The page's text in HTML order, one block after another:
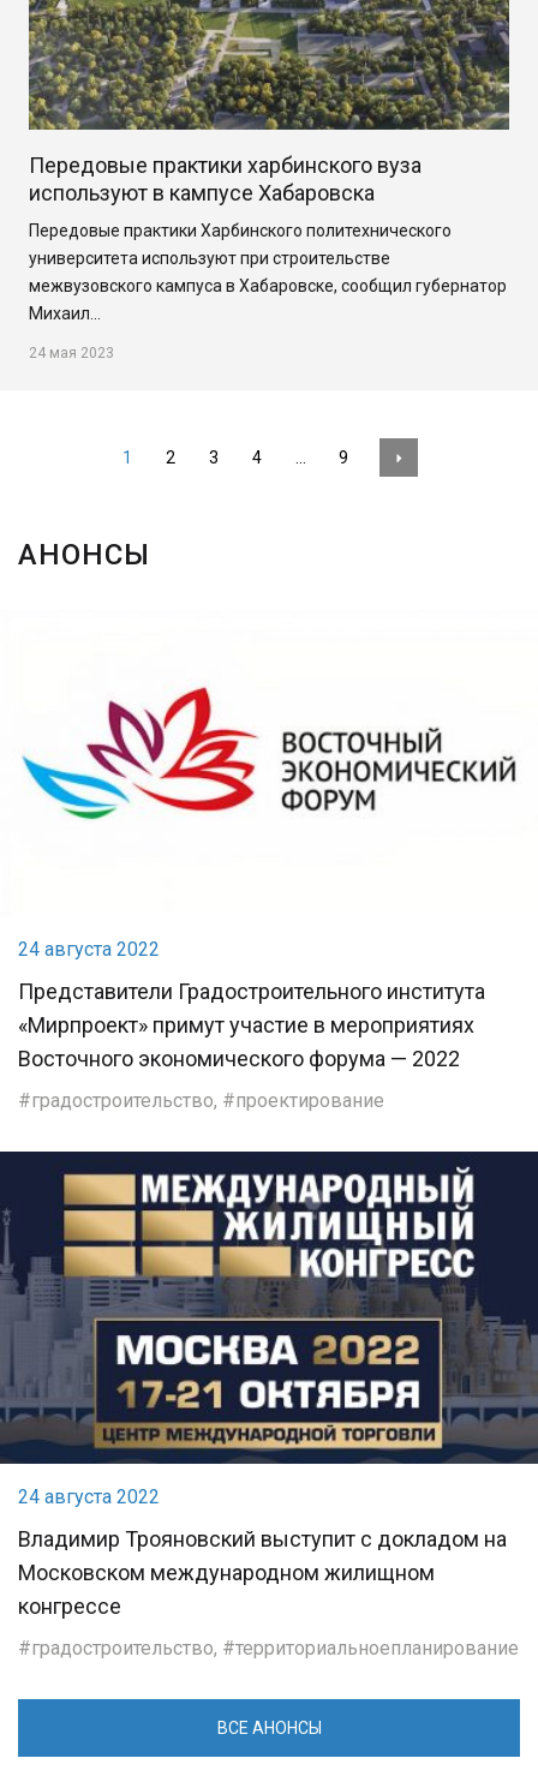
Передовые практики харбинского вуза
используют в кампусе Хабаровска
Передовые практики Харбинского политехнического
университета используют при строительстве
межвузовского кампуса в Хабаровске, сообщил губернатор
Михаил…
24 мая 2023
1 2 3 4 9
АНОНСЫ
24 августа 2022
Представители Градостроительного института
«Мирпроект» примут участие в мероприятиях
Восточного экономического форума — 2022
градостроительство, проектирование
24 августа 2022
Владимир Трояновский выступит с докладом на
Московском международном жилищном
конгрессе
градостроительство, территориальноепланирование
ВСЕ АНОНСЫ